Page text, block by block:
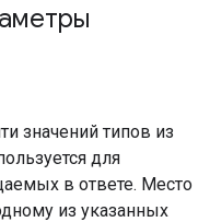
значений типов из
для
в ответе. Место
из указанных